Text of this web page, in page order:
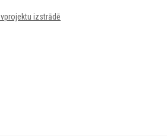
izstrādē